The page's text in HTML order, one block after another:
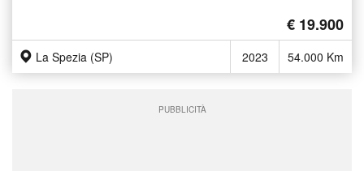
€ 19.900
La Spezia (SP) 2023 54.000 Km
PUBBLICITÀ